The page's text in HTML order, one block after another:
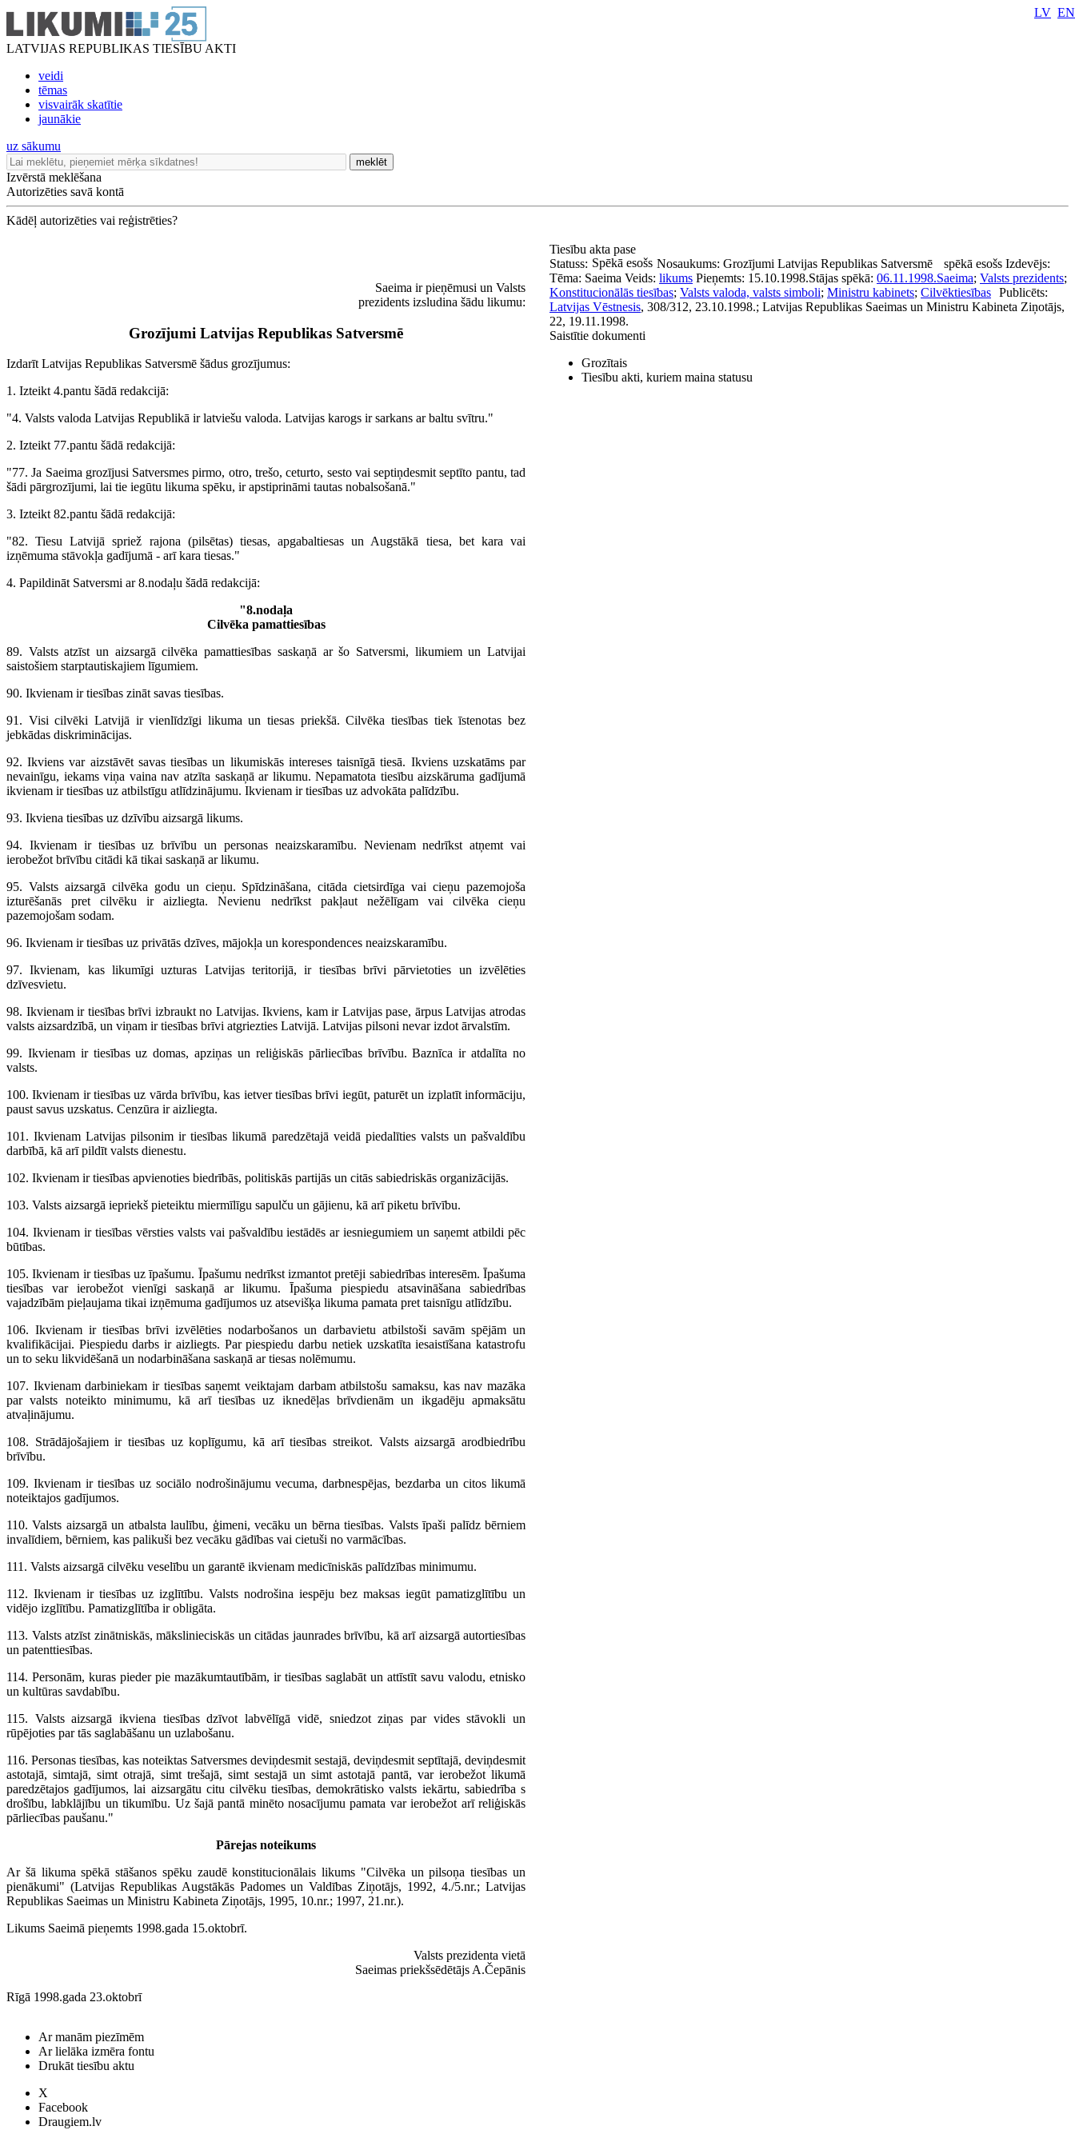
LATVIJAS REPUBLIKAS TIESĪBU AKTI
veidi
tēmas
visvairāk skatītie
jaunākie
LV EN
uz sākumu
meklēt
Izvērstā meklēšana
Autorizēties savā kontā
Kādēļ autorizēties vai reģistrēties?
Saeima ir pieņēmusi un Valsts
prezidents izsludina šādu likumu:
Grozījumi Latvijas Republikas Satversmē
Izdarīt Latvijas Republikas Satversmē šādus grozījumus:
1. Izteikt 4.pantu šādā redakcijā:
"4. Valsts valoda Latvijas Republikā ir latviešu valoda. Latvijas karogs ir sarkans ar baltu svītru."
2. Izteikt 77.pantu šādā redakcijā:
"77. Ja Saeima grozījusi Satversmes pirmo, otro, trešo, ceturto, sesto vai septiņdesmit septīto pantu, tad
šādi pārgrozījumi, lai tie iegūtu likuma spēku, ir apstiprināmi tautas nobalsošanā."
3. Izteikt 82.pantu šādā redakcijā:
"82. Tiesu Latvijā spriež rajona (pilsētas) tiesas, apgabaltiesas un Augstākā tiesa, bet kara vai
izņēmuma stāvokļa gadījumā - arī kara tiesas."
4. Papildināt Satversmi ar 8.nodaļu šādā redakcijā:
"8.nodaļa
Cilvēka pamattiesības
89. Valsts atzīst un aizsargā cilvēka pamattiesības saskaņā ar šo Satversmi, likumiem un Latvijai
saistošiem starptautiskajiem līgumiem.
90. Ikvienam ir tiesības zināt savas tiesības.
91. Visi cilvēki Latvijā ir vienlīdzīgi likuma un tiesas priekšā. Cilvēka tiesības tiek īstenotas bez
jebkādas diskriminācijas.
92. Ikviens var aizstāvēt savas tiesības un likumiskās intereses taisnīgā tiesā. Ikviens uzskatāms par
nevainīgu, iekams viņa vaina nav atzīta saskaņā ar likumu. Nepamatota tiesību aizskāruma gadījumā
ikvienam ir tiesības uz atbilstīgu atlīdzinājumu. Ikvienam ir tiesības uz advokāta palīdzību.
93. Ikviena tiesības uz dzīvību aizsargā likums.
94. Ikvienam ir tiesības uz brīvību un personas neaizskaramību. Nevienam nedrīkst atņemt vai
ierobežot brīvību citādi kā tikai saskaņā ar likumu.
95. Valsts aizsargā cilvēka godu un cieņu. Spīdzināšana, citāda cietsirdīga vai cieņu pazemojoša
izturēšanās pret cilvēku ir aizliegta. Nevienu nedrīkst pakļaut nežēlīgam vai cilvēka cieņu
pazemojošam sodam.
96. Ikvienam ir tiesības uz privātās dzīves, mājokļa un korespondences neaizskaramību.
97. Ikvienam, kas likumīgi uzturas Latvijas teritorijā, ir tiesības brīvi pārvietoties un izvēlēties
dzīvesvietu.
98. Ikvienam ir tiesības brīvi izbraukt no Latvijas. Ikviens, kam ir Latvijas pase, ārpus Latvijas atrodas
valsts aizsardzībā, un viņam ir tiesības brīvi atgriezties Latvijā. Latvijas pilsoni nevar izdot ārvalstīm.
99. Ikvienam ir tiesības uz domas, apziņas un reliģiskās pārliecības brīvību. Baznīca ir atdalīta no
valsts.
100. Ikvienam ir tiesības uz vārda brīvību, kas ietver tiesības brīvi iegūt, paturēt un izplatīt informāciju,
paust savus uzskatus. Cenzūra ir aizliegta.
101. Ikvienam Latvijas pilsonim ir tiesības likumā paredzētajā veidā piedalīties valsts un pašvaldību
darbībā, kā arī pildīt valsts dienestu.
102. Ikvienam ir tiesības apvienoties biedrībās, politiskās partijās un citās sabiedriskās organizācijās.
103. Valsts aizsargā iepriekš pieteiktu miermīlīgu sapulču un gājienu, kā arī piketu brīvību.
104. Ikvienam ir tiesības vērsties valsts vai pašvaldību iestādēs ar iesniegumiem un saņemt atbildi pēc
būtības.
105. Ikvienam ir tiesības uz īpašumu. Īpašumu nedrīkst izmantot pretēji sabiedrības interesēm. Īpašuma
tiesības var ierobežot vienīgi saskaņā ar likumu. Īpašuma piespiedu atsavināšana sabiedrības
vajadzībām pieļaujama tikai izņēmuma gadījumos uz atsevišķa likuma pamata pret taisnīgu atlīdzību.
106. Ikvienam ir tiesības brīvi izvēlēties nodarbošanos un darbavietu atbilstoši savām spējām un
kvalifikācijai. Piespiedu darbs ir aizliegts. Par piespiedu darbu netiek uzskatīta iesaistīšana katastrofu
un to seku likvidēšanā un nodarbināšana saskaņā ar tiesas nolēmumu.
107. Ikvienam darbiniekam ir tiesības saņemt veiktajam darbam atbilstošu samaksu, kas nav mazāka
par valsts noteikto minimumu, kā arī tiesības uz iknedēļas brīvdienām un ikgadēju apmaksātu
atvaļinājumu.
108. Strādājošajiem ir tiesības uz koplīgumu, kā arī tiesības streikot. Valsts aizsargā arodbiedrību
brīvību.
109. Ikvienam ir tiesības uz sociālo nodrošinājumu vecuma, darbnespējas, bezdarba un citos likumā
noteiktajos gadījumos.
110. Valsts aizsargā un atbalsta laulību, ģimeni, vecāku un bērna tiesības. Valsts īpaši palīdz bērniem
invalīdiem, bērniem, kas palikuši bez vecāku gādības vai cietuši no varmācības.
111. Valsts aizsargā cilvēku veselību un garantē ikvienam medicīniskās palīdzības minimumu.
112. Ikvienam ir tiesības uz izglītību. Valsts nodrošina iespēju bez maksas iegūt pamatizglītību un
vidējo izglītību. Pamatizglītība ir obligāta.
113. Valsts atzīst zinātniskās, mākslinieciskās un citādas jaunrades brīvību, kā arī aizsargā autortiesības
un patenttiesības.
114. Personām, kuras pieder pie mazākumtautībām, ir tiesības saglabāt un attīstīt savu valodu, etnisko
un kultūras savdabību.
115. Valsts aizsargā ikviena tiesības dzīvot labvēlīgā vidē, sniedzot ziņas par vides stāvokli un
rūpējoties par tās saglabāšanu un uzlabošanu.
116. Personas tiesības, kas noteiktas Satversmes deviņdesmit sestajā, deviņdesmit septītajā, deviņdesmit
astotajā, simtajā, simt otrajā, simt trešajā, simt sestajā un simt astotajā pantā, var ierobežot likumā
paredzētajos gadījumos, lai aizsargātu citu cilvēku tiesības, demokrātisko valsts iekārtu, sabiedrība s
drošību, labklājību un tikumību. Uz šajā pantā minēto nosacījumu pamata var ierobežot arī reliģiskās
pārliecības paušanu."
Pārejas noteikums
Ar šā likuma spēkā stāšanos spēku zaudē konstitucionālais likums "Cilvēka un pilsoņa tiesības un
pienākumi" (Latvijas Republikas Augstākās Padomes un Valdības Ziņotājs, 1992, 4./5.nr.; Latvijas
Republikas Saeimas un Ministru Kabineta Ziņotājs, 1995, 10.nr.; 1997, 21.nr.).
Likums Saeimā pieņemts 1998.gada 15.oktobrī.
Valsts prezidenta vietā
Saeimas priekšsēdētājs A.Čepānis
Rīgā 1998.gada 23.oktobrī
Tiesību akta pase
Nosaukums: Grozījumi Latvijas Republikas Satversmē
Statuss: Spēkā esošs spēkā esošs Izdevējs:
Saeima Veids: likums Pieņemts: 15.10.1998.Stājas spēkā: 06.11.1998.
Tēma: Saeima; Valsts prezidents;
Konstitucionālās tiesības; Valsts valoda, valsts simboli; Ministru kabinets; Cilvēktiesības Publicēts:
Latvijas Vēstnesis, 308/312, 23.10.1998.; Latvijas Republikas Saeimas un Ministru Kabineta Ziņotājs,
22, 19.11.1998.
Saistītie dokumenti
Grozītais
Tiesību akti, kuriem maina statusu
Ar manām piezīmēm
Ar lielāka izmēra fontu
Drukāt tiesību aktu
X
Facebook
Draugiem.lv